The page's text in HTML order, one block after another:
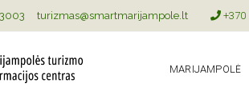
turizmas@smartmarijampole.lt +370
MARIJAMPOLĖ